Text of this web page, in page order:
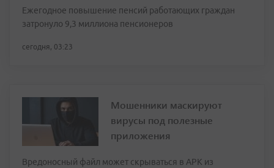
Ежегодное повышение пенсий работающих граждан
затронуло 9,3 миллиона пенсионеров
сегодня, 03:23
Мошенники маскируют
вирусы под полезные
приложения
Вредоносный файл может скрываться в APK из